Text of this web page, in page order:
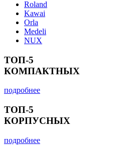
Roland
Kawai
Orla
Medeli
NUX
ТОП-5
КОМПАКТНЫХ
подробнее
ТОП-5
КОРПУСНЫХ
подробнее